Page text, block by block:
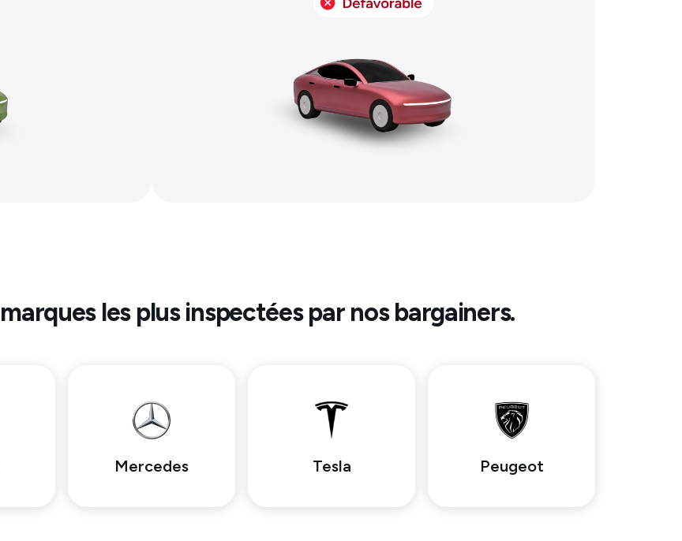
les plus inspectées par nos bargainers.
Mercedes Tesla Peugeot